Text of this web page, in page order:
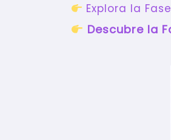
Explora la
Descubre la